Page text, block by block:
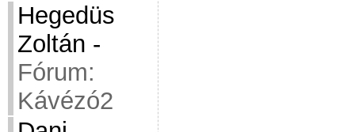
Hegedüs
Zoltán -
Fórum:
Kávézó2